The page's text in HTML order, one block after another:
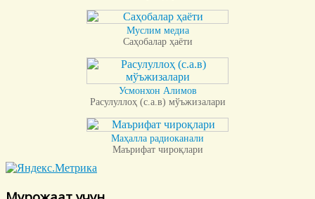
Муслим медиа
Саҳобалар ҳаёти
Усмонхон Алимов
Расулуллоҳ (с.а.в) мўъжизалари
Маҳалла радиоканали
Маърифат чироқлари